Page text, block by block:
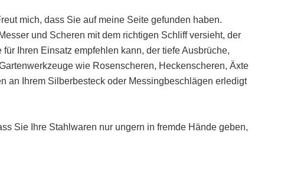
mich, dass Sie auf meine Seite gefunden haben.
und Scheren mit dem richtigen Schliff versieht, der
Ihren Einsatz empfehlen kann, der tiefe Ausbrüche,
wie Rosenscheren, Heckenscheren, Äxte
an Ihrem Silberbesteck oder Messingbeschlägen erledigt
Sie Ihre Stahlwaren nur ungern in fremde Hände geben,